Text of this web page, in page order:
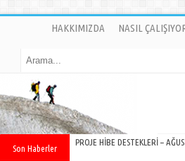
HAKKIMIZDA NASIL
Son Haberler
PROJE HİBE DESTEKLERİ –